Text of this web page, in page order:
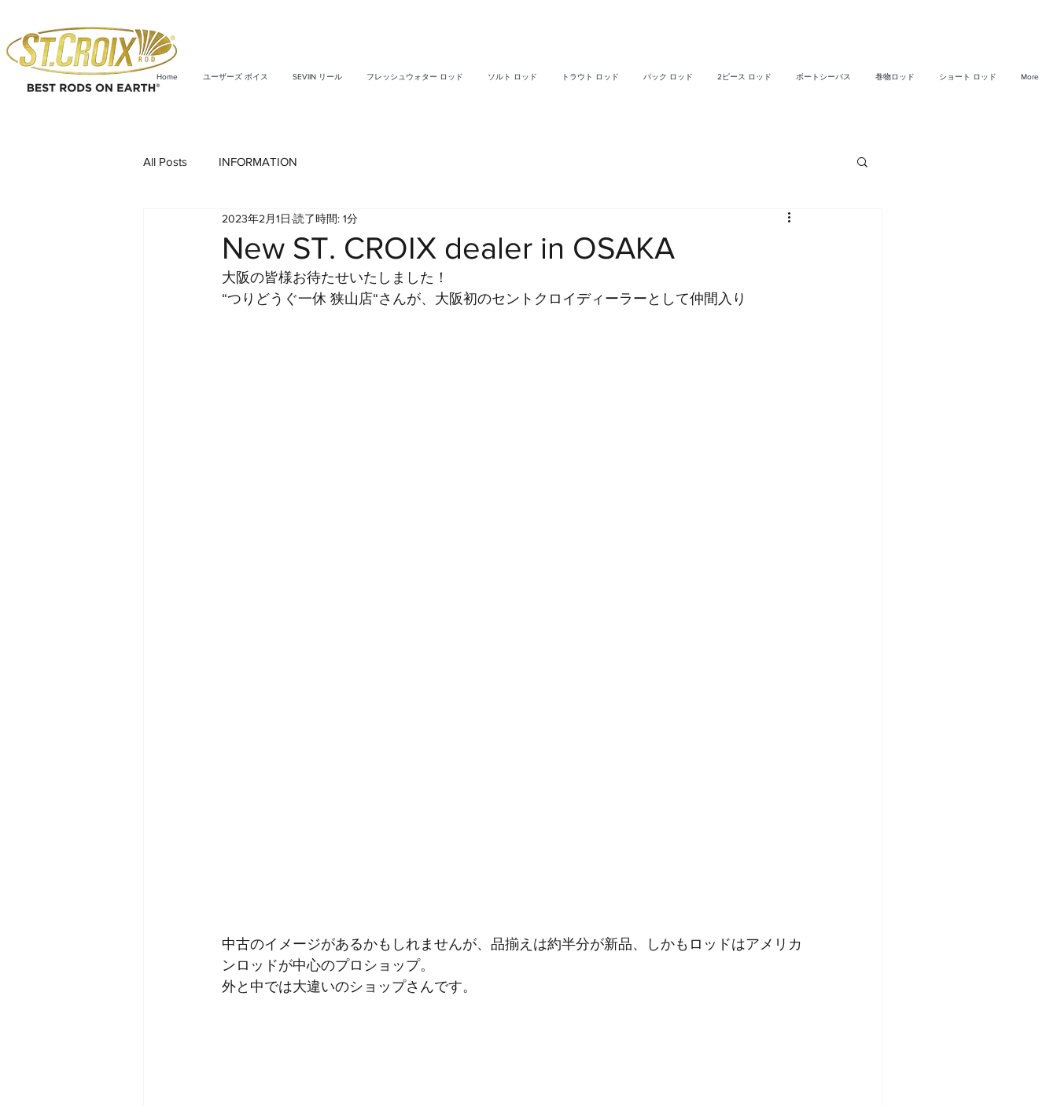
Home ユーザーズ ボイス SEVIIN リール フレッシュウォター ロッド ソルト ロッド トラウト ロッド パック ロッド 2ピース ロッド ボートシーバス 巻物ロッド ショート ロッド More
All Posts INFORMATION
New ST. CROIX dealer in OSAKA
2023年2月1日 読了時間: 1分
大阪の皆様お待たせいたしました！
“つりどうぐ一休 狭山店“さんが、大阪初のセントクロイディーラーとして仲間入り
中古のイメージがあるかもしれませんが、品揃えは約半分が新品、しかもロッドはアメリカ
ンロッドが中心のプロショップ。
外と中では大違いのショップさんです。